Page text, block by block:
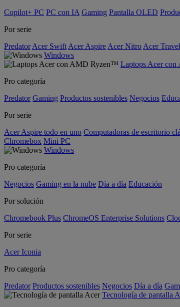
Copilot+ PC PC con IA Gaming Pantalla OLED
Por serie
Predator Acer Swift Acer Aspire Acer Nitro Acer
Windows
Laptops Acer
Pro categoría
Predator Gaming Productos sostenibles Negocios
Por serie
Acer Aspire todo en uno Computadoras de escritorio
Chromebox Mini PC
Windows
Pro categoría
Negocios Gaming en la nube Día a día Educación
Por solución
Chromebook Plus ChromeOS Enterprise Solutions
Por serie
Acer Iconia
Pro categoría
Predator Productos sostenibles Negocios Día a día
Tecnología de pantalla